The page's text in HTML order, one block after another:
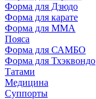
Форма для Дзюдо
Форма для карате
Форма для MMA
Пояса
Форма для САМБО
Форма для Тхэквондо
Татами
Медицина
Суппорты